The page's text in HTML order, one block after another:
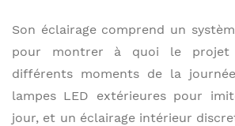
Son éclairage comprend un
pour montrer à quoi le projet
différents moments de la
lampes LED extérieures pour
jour, et un éclairage intérieur